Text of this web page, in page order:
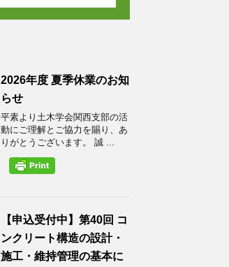
2026年度 夏季休業のお知
らせ
平素より土木学会関西支部の活
動にご理解とご協力を賜り、あ
りがとうございます。 誠 ...
【申込受付中】第40回 コ
ンクリート構造の設計・
施工・維持管理の基本に